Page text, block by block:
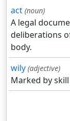
act (noun)
A legal
deliberations
body.
wily (adjective)
Marked by